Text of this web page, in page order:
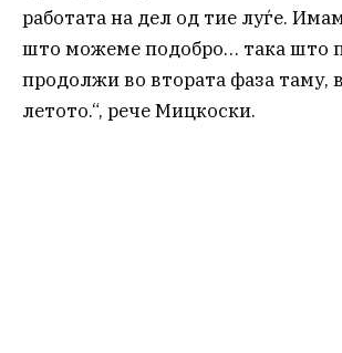
работата на дел од тие луѓе.
што можеме подобро… така што
продолжи во втората фаза таму,
летото.“, рече Мицкоски.